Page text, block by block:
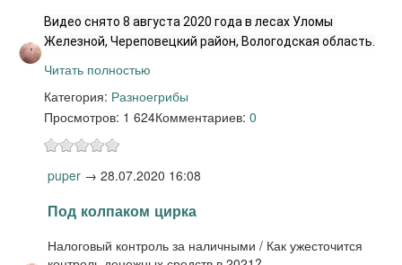
Видео снято 8 августа 2020 года в лесах Уломы
Железной, Череповецкий район, Вологодская область.
Читать полностью
Категория: Разноегрибы
Просмотров: 1 624Комментариев: 0
puper → 28.07.2020 16:08
Под колпаком цирка
Налоговый контроль за наличными / Как ужесточится